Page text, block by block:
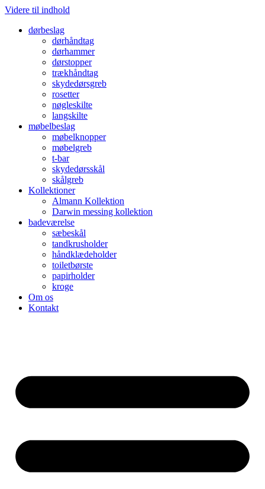
Videre til indhold
dørbeslag
dørhåndtag
dørhammer
dørstopper
trækhåndtag
skydedørsgreb
rosetter
nøgleskilte
langskilte
møbelbeslag
møbelknopper
møbelgreb
t-bar
skydedørsskål
skålgreb
Kollektioner
Almann Kollektion
Darwin messing kollektion
badeværelse
sæbeskål
tandkrusholder
håndklædeholder
toiletbørste
papirholder
kroge
Om os
Kontakt